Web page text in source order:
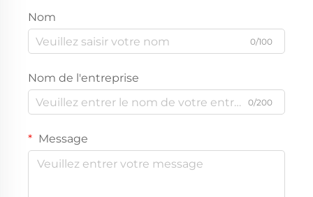
Nom
0/100
Nom de l'entreprise
0/200
Message